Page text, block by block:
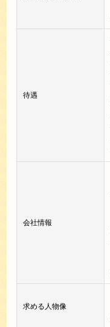
待遇
会社情報
求める人物像